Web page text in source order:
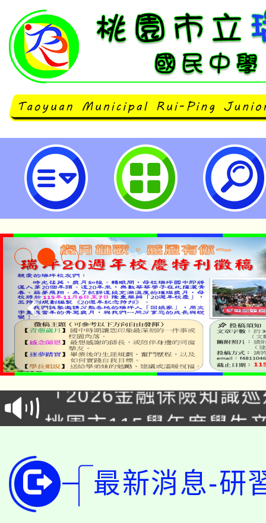
113年度桃園在地圳道環境生態教
瑞坪國民中學
公告本校115學年度第
代理(課)教師甄選結果(
「2026金融保險知識
車」活動
桃園市115學年度學生
代理(課)教師甄選結果(
公告本校115學年度第
代理(課)教師甄選結果(
轉知中國文化大學推廣
最新消息-研